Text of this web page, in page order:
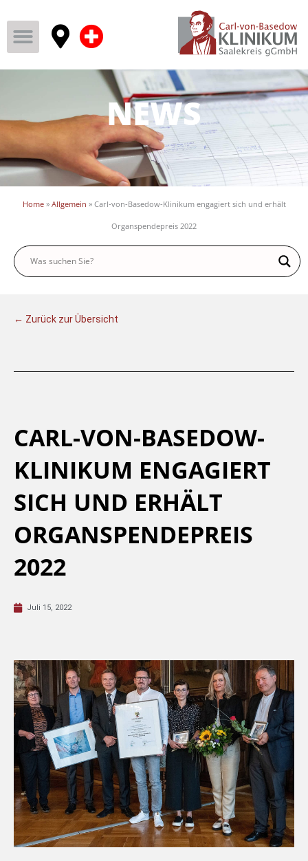
NEWS
Home» Allgemein » Carl-von-Basedow-Klinikum engagiert sich und erhält
Organspendepreis 2022
← Zurück zur Übersicht
CARL-VON-BASEDOW-
KLINIKUM ENGAGIERT
SICH UND ERHÄLT
ORGANSPENDEPREIS
2022
Juli 15, 2022